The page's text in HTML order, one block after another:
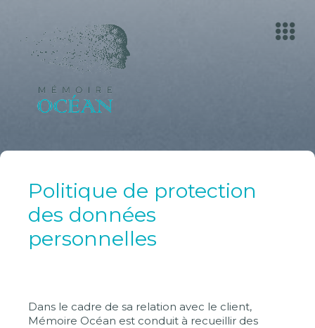
Politique de protection
des données
personnelles
Dans le cadre de sa relation avec le client,
Mémoire Océan est conduit à recueillir des